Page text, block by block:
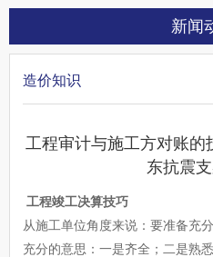
新闻
造价知识
工程审计与施工方对账的
东抗震
工程竣工决算技巧
从施工单位角度来说：要准备充分
充分的意思：一是齐全；二是熟悉